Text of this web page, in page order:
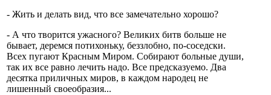
- Жить и делать вид, что все замечательно хорошо?
- А что творится ужасного? Великих битв больше не
бывает, деремся потихоньку, беззлобно, по-соседски.
Всех пугают Красным Миром. Собирают больные души,
так их все равно лечить надо. Все предсказуемо. Два
десятка приличных миров, в каждом народец не
лишенный своеобразия...